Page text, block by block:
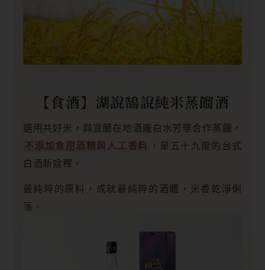
【食酒】湖說鵠說純米蒸餾酒
選用共好米，與宜蘭在地酒廠白水芳華合作蒸餾，
不添加食用酒精與人工香料 ，是五十九度的台式
白酒新詮釋。
最純粹的原料，成就最純粹的酒體，米香乾淨俐
落。